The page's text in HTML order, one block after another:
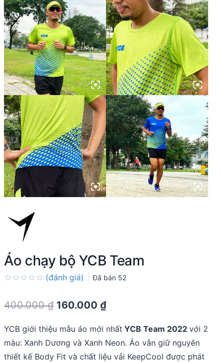
Áo chạy bộ YCB Team
out
(đánh giá) Đã bán 52
400.000₫ Original
was:
400.000 ₫.
160.000 ₫Current
is:
160.000 ₫.
YCB giới thiệu mẫu áo mới nhất YCB Team 2022 với 2
màu: Xanh Dương và Xanh Neon. Áo vẫn giữ nguyên
thiết kế Body Fit và chất liệu vải KeepCool được phát